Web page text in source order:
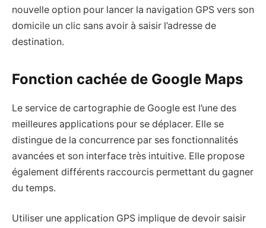
nouvelle option pour lancer la navigation GPS vers son
domicile un clic sans avoir à saisir l’adresse de
destination.
Fonction cachée de Google Maps
Le service de cartographie de Google est l’une des
meilleures applications pour se déplacer. Elle se
distingue de la concurrence par ses fonctionnalités
avancées et son interface très intuitive. Elle propose
également différents raccourcis permettant du gagner
du temps.
Utiliser une application GPS implique de devoir saisir